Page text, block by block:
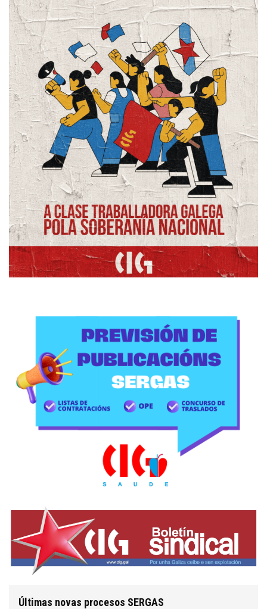
Últimas novas procesos SERGAS